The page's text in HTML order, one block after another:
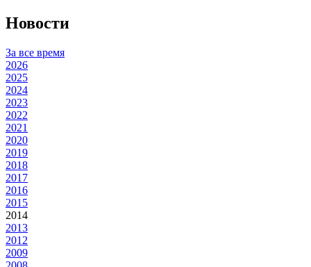
Новости
За все время
2026
2025
2024
2023
2022
2021
2020
2019
2018
2017
2016
2015
2014
2013
2012
2009